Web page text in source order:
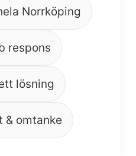
Norrköping
respons
lösning
& omtanke